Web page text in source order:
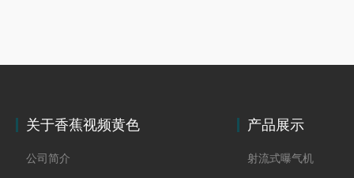
关于香蕉视频黄色
公司简介
产品展示
射流式曝气机